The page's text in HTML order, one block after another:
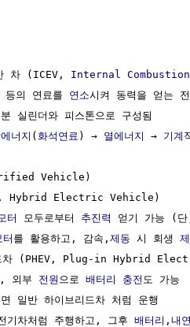
차 (ICEV, Internal
의 연료를 연소시켜 동력을 얻는
실린더와 피스톤으로 구성됨
너지 ( 화석연료 ) → 열에너지 → 기계
Vehicle)
Hybrid Electric Vehicle)
터 모두로부터 추진력
얻기 가능 (
터 를 활용하고, 감속, 제동 시 회생
드차 (PHEV, Plug-in Hybrid
외부
전원 으로 배터리 충전 도 가능
면 일반 하이브리드차 처럼 운행
차처럼 주행하고, 그후
배터리 , 내